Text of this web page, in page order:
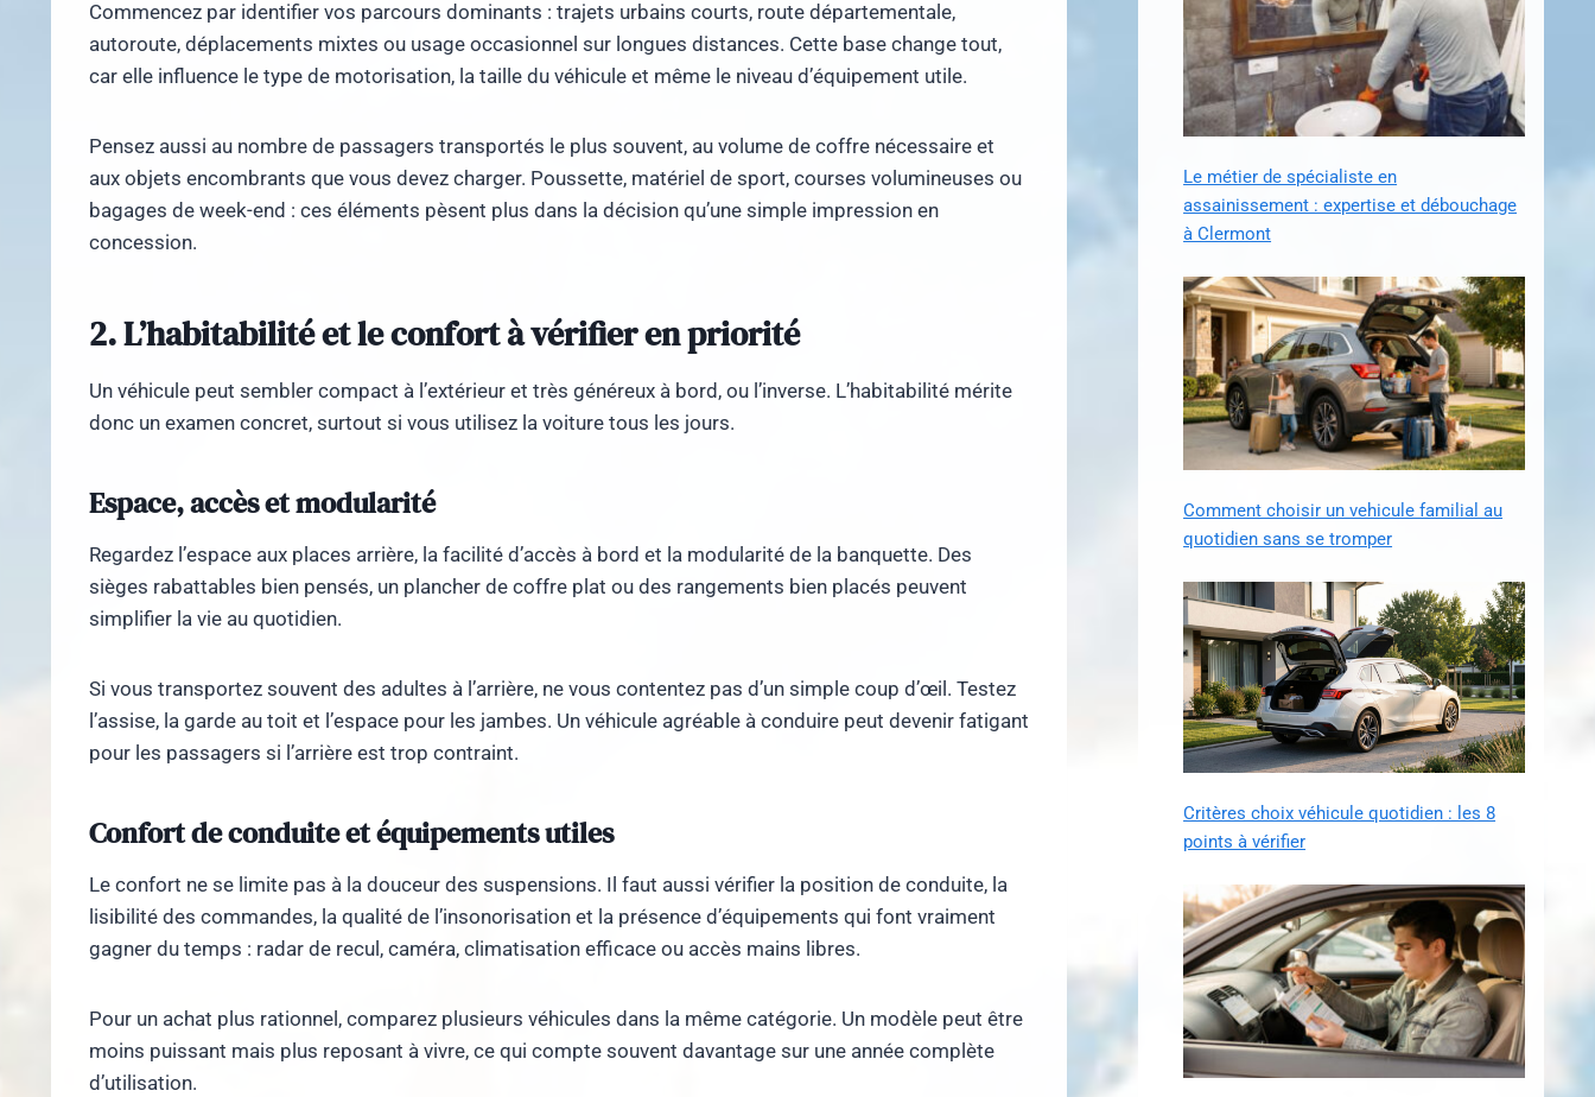
Commencez par identifier vos parcours dominants : trajets urbains courts, route départementale,
autoroute, déplacements mixtes ou usage occasionnel sur longues distances. Cette base change tout,
car elle influence le type de motorisation, la taille du véhicule et même le niveau d’équipement utile.
Pensez aussi au nombre de passagers transportés le plus souvent, au volume de coffre nécessaire et
aux objets encombrants que vous devez charger. Poussette, matériel de sport, courses volumineuses ou
bagages de week-end : ces éléments pèsent plus dans la décision qu’une simple impression en
concession.
2. L’habitabilité et le confort à vérifier en priorité
Un véhicule peut sembler compact à l’extérieur et très généreux à bord, ou l’inverse. L’habitabilité mérite
donc un examen concret, surtout si vous utilisez la voiture tous les jours.
Espace, accès et modularité
Regardez l’espace aux places arrière, la facilité d’accès à bord et la modularité de la banquette. Des
sièges rabattables bien pensés, un plancher de coffre plat ou des rangements bien placés peuvent
simplifier la vie au quotidien.
Si vous transportez souvent des adultes à l’arrière, ne vous contentez pas d’un simple coup d’œil. Testez
l’assise, la garde au toit et l’espace pour les jambes. Un véhicule agréable à conduire peut devenir fatigant
pour les passagers si l’arrière est trop contraint.
Confort de conduite et équipements utiles
Le confort ne se limite pas à la douceur des suspensions. Il faut aussi vérifier la position de conduite, la
lisibilité des commandes, la qualité de l’insonorisation et la présence d’équipements qui font vraiment
gagner du temps : radar de recul, caméra, climatisation efficace ou accès mains libres.
Pour un achat plus rationnel, comparez plusieurs véhicules dans la même catégorie. Un modèle peut être
moins puissant mais plus reposant à vivre, ce qui compte souvent davantage sur une année complète
d’utilisation.
Le métier de spécialiste en
assainissement : expertise et débouchage
à Clermont
Comment choisir un vehicule familial au
quotidien sans se tromper
Critères choix véhicule quotidien : les 8
points à vérifier